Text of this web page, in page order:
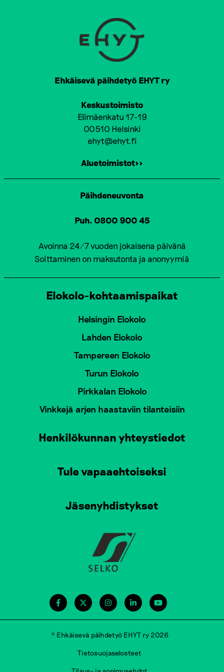
Ehkäisevä päihdetyö EHYT ry
Keskustoimisto
Elimäenkatu 17-19
00510 Helsinki
ehyt@ehyt.fi
Aluetoimistot>>
Päihdeneuvonta
Puh. 0800 900 45
Avoinna 24/7 vuoden jokaisena päivänä
Soittaminen on maksutonta ja anonyymiä
Elokolo-kohtaamispaikat
Helsingin Elokolo
Lahden Elokolo
Tampereen Elokolo
Turun Elokolo
Pirkkalan Elokolo
Vinkkejä arjen haastaviin tilanteisiin
Henkilökunnan yhteystiedot
Tule vapaaehtoiseksi
Jäsenyhdistykset
© Ehkäisevä päihdetyö EHYT ry 2026
Tietosuojaselosteet